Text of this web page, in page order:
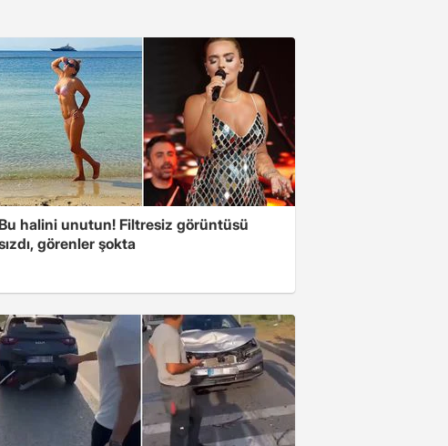
Bu halini unutun! Filtresiz görüntüsü
görenler şokta